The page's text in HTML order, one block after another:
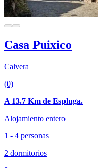
Casa Puixico
Calvera
(0)
A 13.7 Km de Espluga.
Alojamiento entero
1 - 4 personas
2 dormitorios